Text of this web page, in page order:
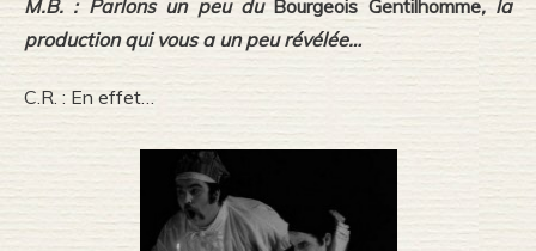
M.B. : Parlons un peu du Bourgeois Gentilhomme, la
production qui vous a un peu révélée…
C.R. : En effet…